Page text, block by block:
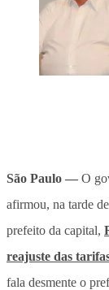
São Paulo — O
afirmou, na tarde
prefeito da capital,
reajuste das
fala desmente o